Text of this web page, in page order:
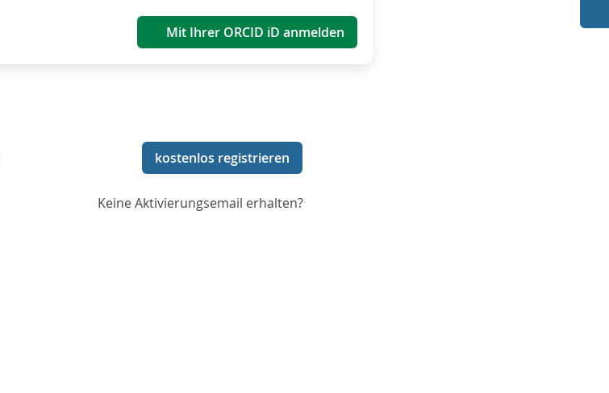
Mit Ihrer ORCID iD anmelden
kostenlos registrieren
Keine Aktivierungsemail erhalten?